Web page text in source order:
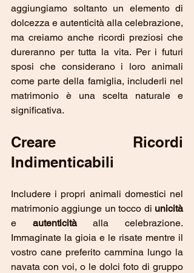
aggiungiamo soltanto un elemento di
dolcezza e autenticità alla celebrazione,
ma creiamo anche ricordi preziosi che
dureranno per tutta la vita. Per i futuri
sposi che considerano i loro animali
come parte della famiglia, includerli nel
matrimonio è una scelta naturale e
significativa.
Creare Ricordi
Indimenticabili
Includere i propri animali domestici nel
matrimonio aggiunge un tocco di unicità
e autenticità alla celebrazione.
Immaginate la gioia e le risate mentre il
vostro cane preferito cammina lungo la
navata con voi, o le dolci foto di gruppo